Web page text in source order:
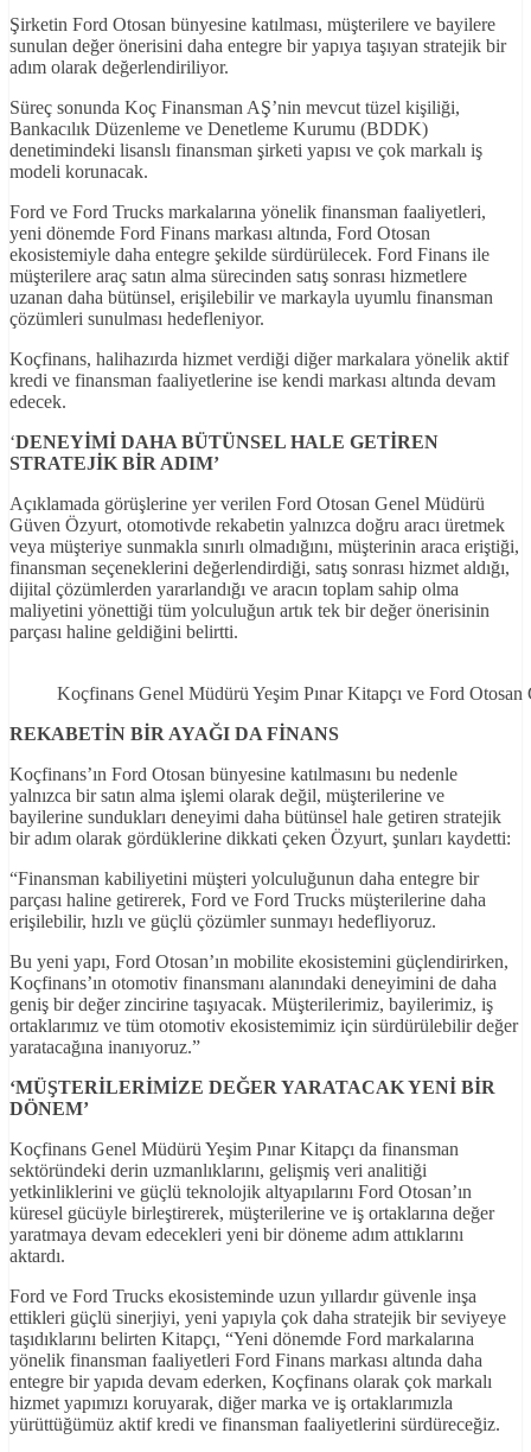
Şirketin Ford Otosan bünyesine katılması, müşterilere ve bayilere
sunulan değer önerisini daha entegre bir yapıya taşıyan stratejik bir
adım olarak değerlendiriliyor.
Süreç sonunda Koç Finansman AŞ’nin mevcut tüzel kişiliği,
Bankacılık Düzenleme ve Denetleme Kurumu (BDDK)
denetimindeki lisanslı finansman şirketi yapısı ve çok markalı iş
modeli korunacak.
Ford ve Ford Trucks markalarına yönelik finansman faaliyetleri,
yeni dönemde Ford Finans markası altında, Ford Otosan
ekosistemiyle daha entegre şekilde sürdürülecek. Ford Finans ile
müşterilere araç satın alma sürecinden satış sonrası hizmetlere
uzanan daha bütünsel, erişilebilir ve markayla uyumlu finansman
çözümleri sunulması hedefleniyor.
Koçfinans, halihazırda hizmet verdiği diğer markalara yönelik aktif
kredi ve finansman faaliyetlerine ise kendi markası altında devam
edecek.
‘DENEYİMİ DAHA BÜTÜNSEL HALE GETİREN
STRATEJİK BİR ADIM’
Açıklamada görüşlerine yer verilen Ford Otosan Genel Müdürü
Güven Özyurt, otomotivde rekabetin yalnızca doğru aracı üretmek
veya müşteriye sunmakla sınırlı olmadığını, müşterinin araca eriştiği,
finansman seçeneklerini değerlendirdiği, satış sonrası hizmet aldığı,
dijital çözümlerden yararlandığı ve aracın toplam sahip olma
maliyetini yönettiği tüm yolculuğun artık tek bir değer önerisinin
parçası haline geldiğini belirtti.
Koçfinans Genel Müdürü Yeşim Pınar Kitapçı ve Ford
REKABETİN BİR AYAĞI DA FİNANS
Koçfinans’ın Ford Otosan bünyesine katılmasını bu nedenle
yalnızca bir satın alma işlemi olarak değil, müşterilerine ve
bayilerine sundukları deneyimi daha bütünsel hale getiren stratejik
bir adım olarak gördüklerine dikkati çeken Özyurt, şunları kaydetti:
“Finansman kabiliyetini müşteri yolculuğunun daha entegre bir
parçası haline getirerek, Ford ve Ford Trucks müşterilerine daha
erişilebilir, hızlı ve güçlü çözümler sunmayı hedefliyoruz.
Bu yeni yapı, Ford Otosan’ın mobilite ekosistemini güçlendirirken,
Koçfinans’ın otomotiv finansmanı alanındaki deneyimini de daha
geniş bir değer zincirine taşıyacak. Müşterilerimiz, bayilerimiz, iş
ortaklarımız ve tüm otomotiv ekosistemimiz için sürdürülebilir değer
yaratacağına inanıyoruz.”
‘MÜŞTERİLERİMİZE DEĞER YARATACAK YENİ BİR
DÖNEM’
Koçfinans Genel Müdürü Yeşim Pınar Kitapçı da finansman
sektöründeki derin uzmanlıklarını, gelişmiş veri analitiği
yetkinliklerini ve güçlü teknolojik altyapılarını Ford Otosan’ın
küresel gücüyle birleştirerek, müşterilerine ve iş ortaklarına değer
yaratmaya devam edecekleri yeni bir döneme adım attıklarını
aktardı.
Ford ve Ford Trucks ekosisteminde uzun yıllardır güvenle inşa
ettikleri güçlü sinerjiyi, yeni yapıyla çok daha stratejik bir seviyeye
taşıdıklarını belirten Kitapçı, “Yeni dönemde Ford markalarına
yönelik finansman faaliyetleri Ford Finans markası altında daha
entegre bir yapıda devam ederken, Koçfinans olarak çok markalı
hizmet yapımızı koruyarak, diğer marka ve iş ortaklarımızla
yürüttüğümüz aktif kredi ve finansman faaliyetlerini sürdüreceğiz.